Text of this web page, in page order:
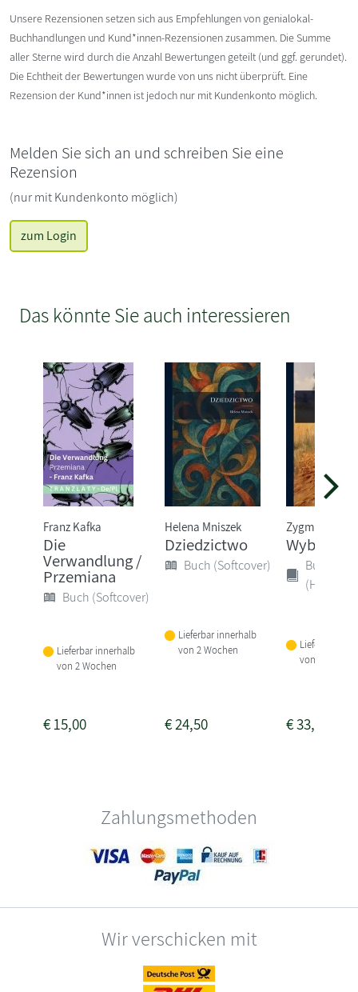
Unsere Rezensionen setzen sich aus Empfehlungen von genialokal-
Buchhandlungen und Kund*innen-Rezensionen zusammen. Die Summe
aller Sterne wird durch die Anzahl Bewertungen geteilt (und ggf. gerundet).
Die Echtheit der Bewertungen wurde von uns nicht überprüft. Eine
Rezension der Kund*innen ist jedoch nur mit Kundenkonto möglich.
Melden Sie sich an und schreiben Sie eine
Rezension
(nur mit Kundenkonto möglich)
zum Login
Das könnte Sie auch interessieren
Franz Kafka
Die
Verwandlung /
Przemiana
Buch (Softcover)
Lieferbar innerhalb
von 2 Wochen
€15,00
Helena Mniszek
Dziedzictwo
Buch (Softcover)
Lieferbar innerhalb
von 2 Wochen
€24,50
Zygmunt
WybÃ3r
Buch
Lieferbar
von 2
€33,50
Zahlungsmethoden
Wir verschicken mit